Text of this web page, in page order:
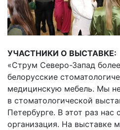
УЧАСТНИКИ О ВЫСТАВКЕ:
«Струм Северо-Запад
белорусские
медицинскую мебель. Мы
в стоматологической
Петербурге. В этот раз нас
организация. На выставке